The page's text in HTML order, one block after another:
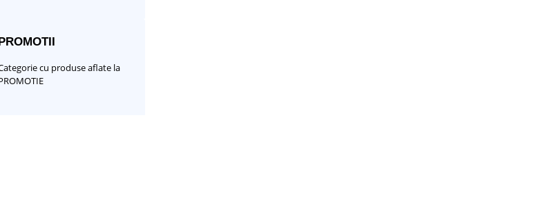
cu produse aflate la